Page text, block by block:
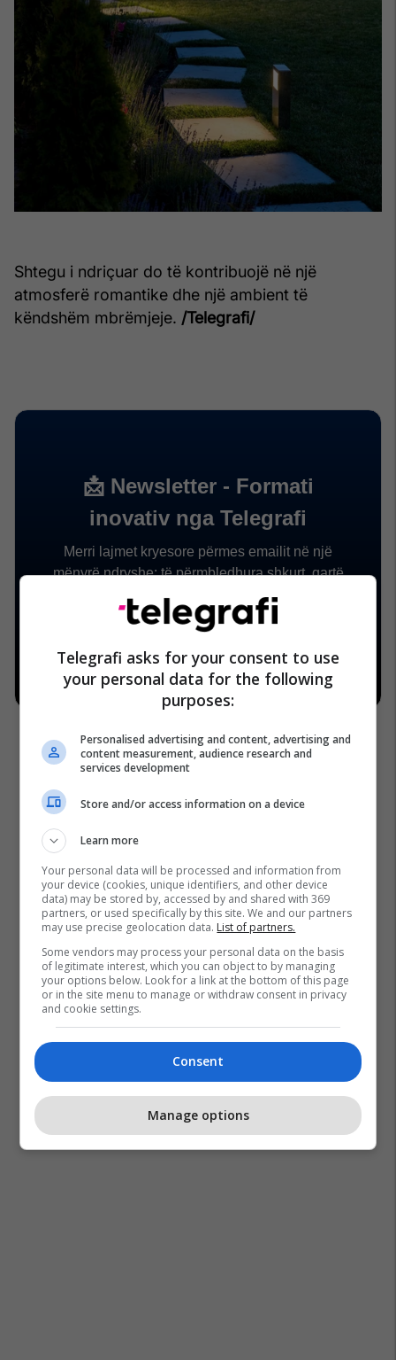
Shtegu i ndriçuar do të kontribuojë në një
atmosferë romantike dhe një ambient të
këndshëm mbrëmjeje. /Telegrafi/
Telegrafi asks for your consent to use
your personal data for the following
purposes:
Personalised advertising and content, advertising and
content measurement, audience research and
services development
Store and/or access information on a device
Learn more
Your personal data will be processed and information from
your device (cookies, unique identifiers, and other device
data) may be stored by, accessed by and shared with 369
partners, or used specifically by this site. We and our partners
may use precise geolocation data. List of partners.
Some vendors may process your personal data on the basis
of legitimate interest, which you can object to by managing
your options below. Look for a link at the bottom of this page
or in the site menu to manage or withdraw consent in privacy
and cookie settings.
Consent
Manage options